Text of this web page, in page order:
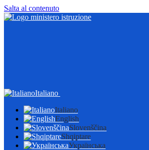
Salta al contenuto
Italiano
Italiano
English
Slovenščina
Shqiptare
Українська